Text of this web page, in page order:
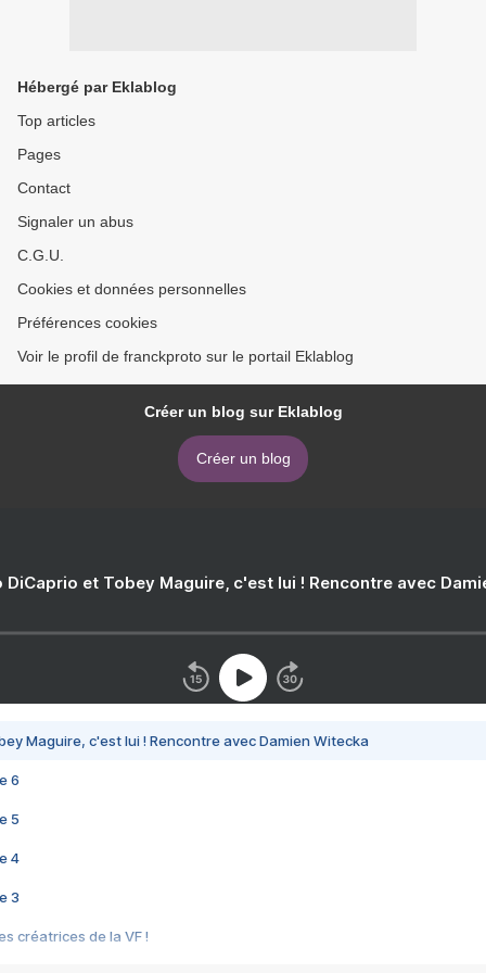
Hébergé par Eklablog
Top articles
Pages
Contact
Signaler un abus
C.G.U.
Cookies et données personnelles
Préférences cookies
Voir le profil de franckproto sur le portail Eklablog
Créer un blog sur Eklablog
Créer un blog
DiCaprio et Tobey Maguire, c'est lui ! Rencontre avec
Maguire, c'est lui ! Rencontre avec Damien Witecka
6
5
4
3
créatrices de la VF !